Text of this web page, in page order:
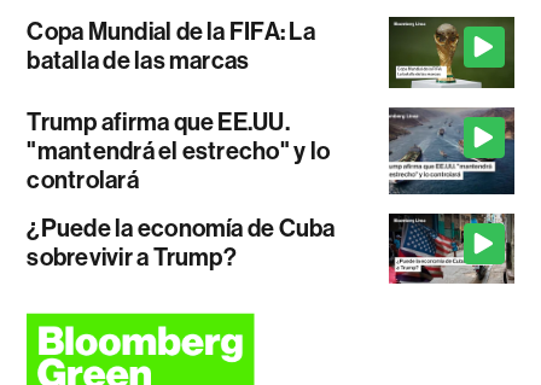
Copa Mundial de la FIFA: La
batalla de las marcas
Trump afirma que EE.UU.
"mantendrá el estrecho" y lo
controlará
¿Puede la economía de Cuba
sobrevivir a Trump?